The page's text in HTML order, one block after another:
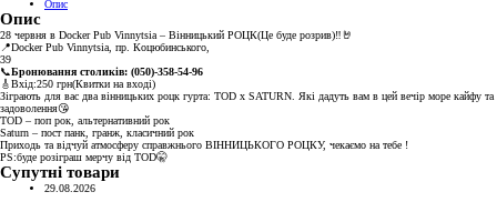
Опис
Опис
28 червня в Docker Pub Vinnytsia – Вінницький РОЦК(Це буде розрив)‼️🤘
📍Docker Pub Vinnytsia, пр. Коцюбинського,
39
📞Бронювання столиків: (050)-358-54-96
🎸Вхід:250 грн(Квитки на вході)
Зіграють для вас два вінницьких роцк гурта: TOD x SATURN. Які дадуть вам в цей вечір море кайфу та
задоволення😘
TOD – поп рок, альтернативний рок
Saturn – пост панк, гранж, класичний рок
Приходь та відчуй атмосферу справжнього ВІННИЦЬКОГО РОЦКУ, чекаємо на тебе !
PS:буде розіграш мерчу від TOD🤫
Супутні товари
29.08.2026